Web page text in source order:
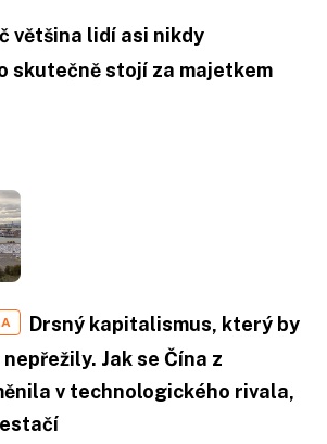
většina lidí asi nikdy
skutečně stojí za majetkem
Drsný kapitalismus, který by
Jak se Čína z
v technologického rivala,